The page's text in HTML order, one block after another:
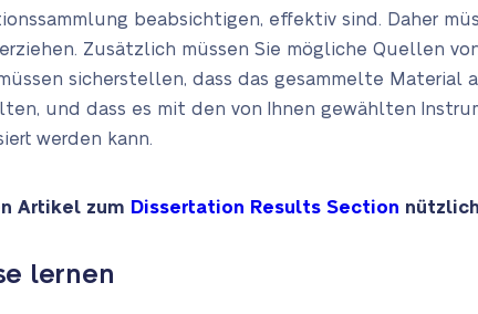
beabsichtigen, effektiv sind. Daher
Zusätzlich müssen Sie mögliche Quellen
sicherstellen, dass das gesammelte Material
und dass es mit den von Ihnen gewählten
werden kann.
Artikel zum Dissertation Results Section
lernen